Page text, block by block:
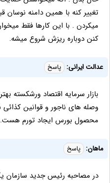
میکردن . با این کارها فقط
کنن دوباره ریزش شروع میشه.
عدالت ایرانی: پاسخ
بازار سرمایه اقتصاد ورشکسته
وصله های ناجور و قوانین
محصول بورس ایجاد تورم هست.
ماهان: پاسخ
در مصاحبه رئیس جدید سازمان